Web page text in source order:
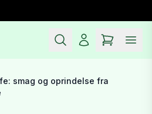
smag og oprindelse fra